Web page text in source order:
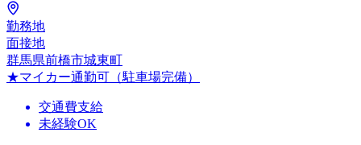
勤務地
面接地
群馬県前橋市城東町
★マイカー通勤可（駐車場完備）
交通費支給
未経験OK